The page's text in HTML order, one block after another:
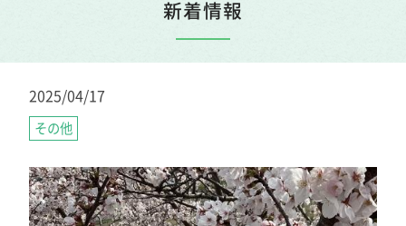
新着情報
2025/04/17
その他